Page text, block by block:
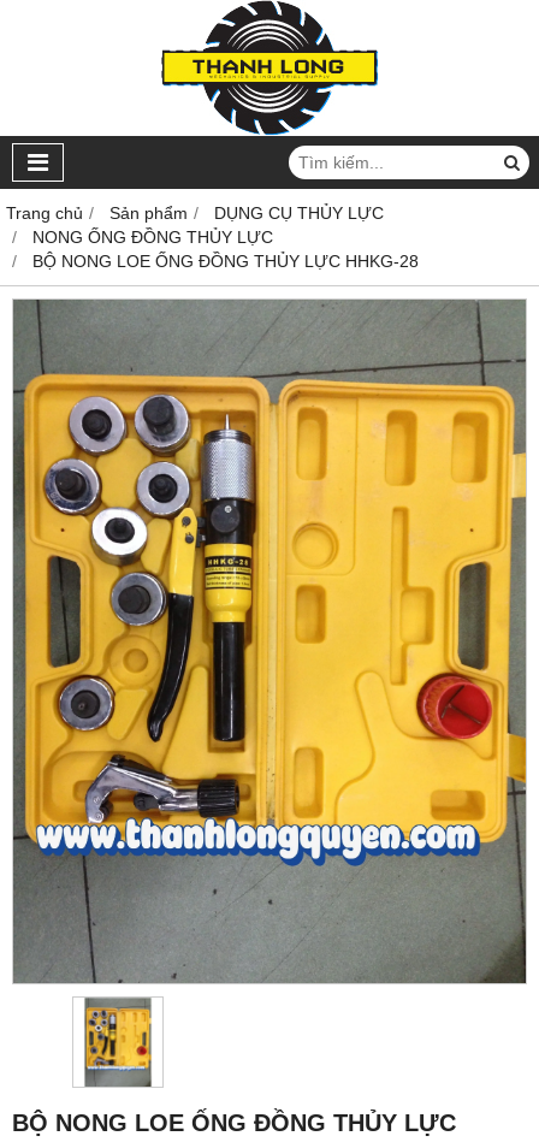
Trang chủ Sản phẩm
DỤNG CỤ THỦY LỰC
NONG ỐNG ĐỒNG THỦY LỰC
BỘ NONG LOE ỐNG ĐỒNG THỦY LỰC HHKG-28
BỘ NONG LOE ỐNG ĐỒNG THỦY LỰC